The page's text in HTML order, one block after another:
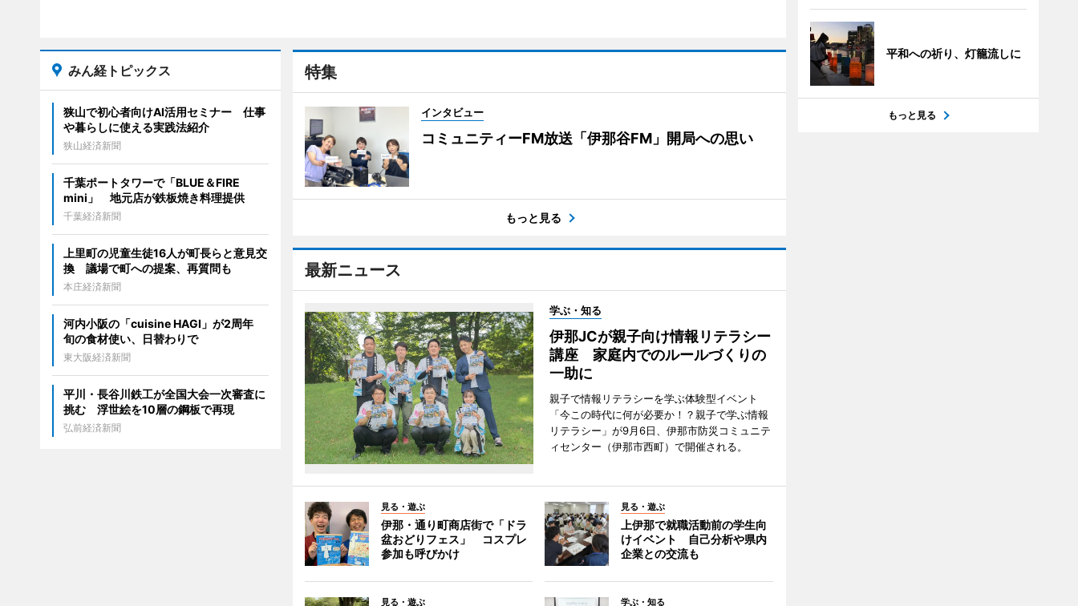
特集
インタビュー
コミュニティーFM放送「伊那谷FM」開局への思い
もっと見る
最新ニュース
学ぶ・知る
伊那JCが親子向け情報リテラシー
講座 家庭内でのルールづくりの
一助に
親子で情報リテラシーを学ぶ体験型イベント
「今この時代に何が必要か！？親子で学ぶ情報
リテラシー」が9月6日、伊那市防災コミュニテ
ィセンター（伊那市西町）で開催される。
見る・遊ぶ
伊那・通り町商店街で「ドラ
盆おどりフェス」 コスプレ
参加も呼びかけ
見る・遊ぶ
上伊那で就職活動前の学生向
けイベント 自己分析や県内
企業との交流も
見る・遊ぶ 学ぶ・知る
みん経トピックス
狭山で初心者向けAI活用セミナー 仕事
や暮らしに使える実践法紹介
狭山経済新聞
千葉ポートタワーで「BLUE＆FIRE
mini」 地元店が鉄板焼き料理提供
千葉経済新聞
上里町の児童生徒16人が町長らと意見交
換 議場で町への提案、再質問も
本庄経済新聞
河内小阪の「cuisine HAGI」が2周年
旬の食材使い、日替わりで
東大阪経済新聞
平川・長谷川鉄工が全国大会一次審査に
挑む 浮世絵を10層の鋼板で再現
弘前経済新聞
平和への祈り、灯籠流しに
もっと見る